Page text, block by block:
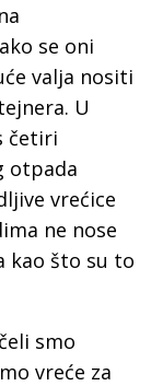
se oni
valja nositi
U
četiri
otpada
vrećice
ne nose
kao što su to
smo
vreće za